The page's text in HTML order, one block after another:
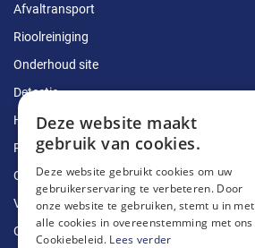
Afvaltransport
Rioolreiniging
Onderhoud site
Detectie
Herstellingen
Ruimingen
Ontstoppingen
Vetputten
Ontkalking
Deze website maakt
gebruik van cookies.
Deze website gebruikt cookies om uw
gebruikerservaring te verbeteren. Door
onze website te gebruiken, stemt u in met
alle cookies in overeenstemming met ons
Cookiebeleid. Lees verder